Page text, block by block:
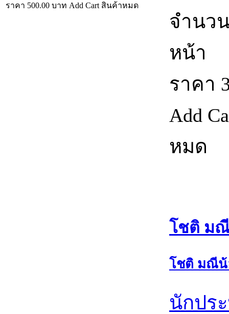
ราคา 500.00 บาท Add Cart สินค้าหมด
จำนว
หน้า
ราคา
Add
หมด
โชติ ม
โชติ มณีน้
นักปร